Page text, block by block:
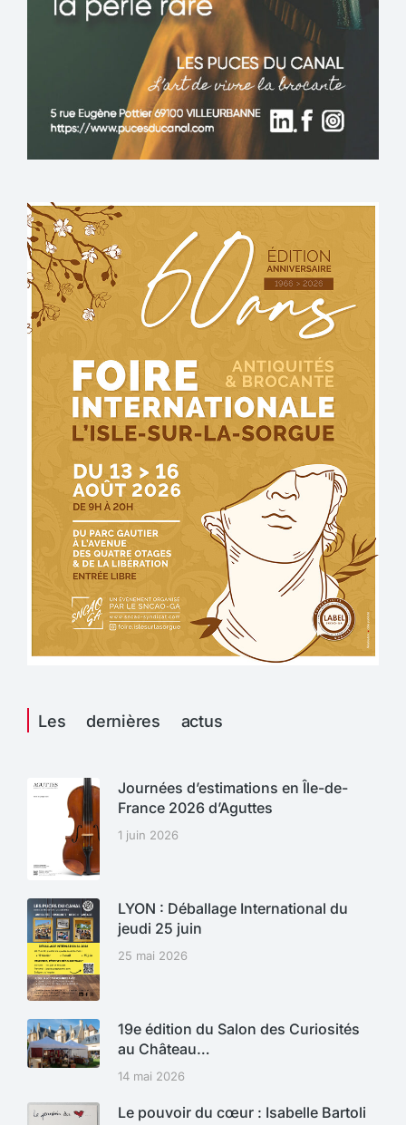
Les dernières actus
Journées d’estimations en Île-de-
France 2026 d’Aguttes
1 juin 2026
LYON : Déballage International du
jeudi 25 juin
25 mai 2026
19e édition du Salon des Curiosités
au Château…
14 mai 2026
Le pouvoir du cœur : Isabelle Bartoli